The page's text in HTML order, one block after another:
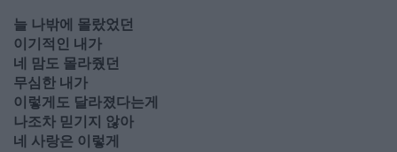
늘 나밖에 몰랐었던
이기적인 내가
네 맘도 몰라줬던
무심한 내가
이렇게도 달라졌다는게
나조차 믿기지 않아
네 사랑은 이렇게